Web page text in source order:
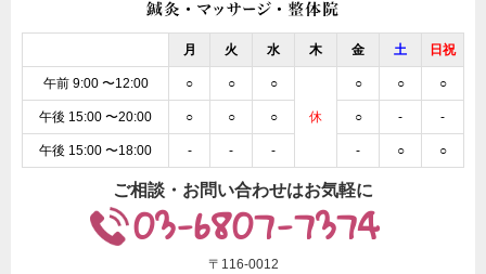
月 火 水 木 金 土 日祝
午前 9:00 〜12:00 ○ ○ ○
休
○ ○ ○
午後 15:00 〜20:00 ○ ○ ○ ○ - -
午後 15:00 〜18:00 - - - - ○ ○
ご相談・お問い合わせはお気軽に
03-6807-7374
〒116-0012